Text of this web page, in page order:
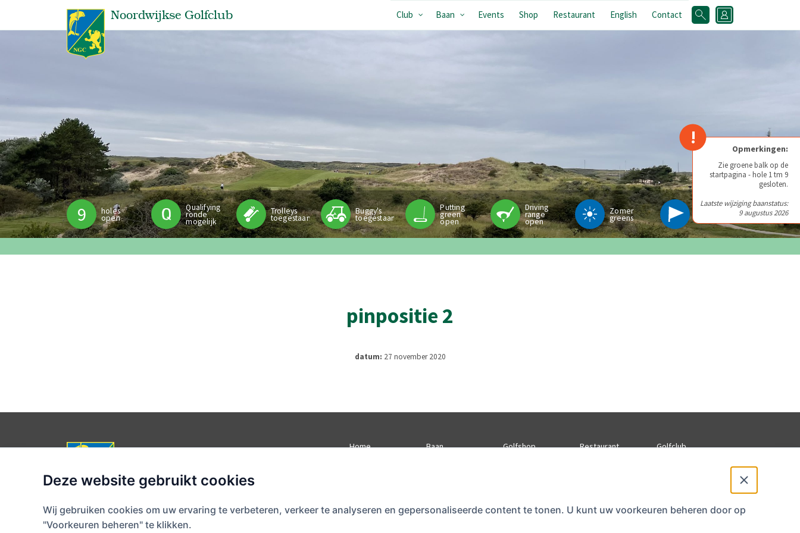
Noordwijkse Golfclub Club Baan Events Shop Restaurant English Contact
!
Opmerkingen:
Zie groene balk op de
startpagina - hole 1 tm 9
gesloten.
Laatste wijziging baanstatus:
9 augustus 2026
9 holes
open
Qualifying
ronde
mogelijk
Trolleys
toegestaan
Buggy's
toegestaan
Putting
green
open
Driving
range
open
Zomer
greens
pinpositie 2
datum: 27 november 2020
Noordwijkse Golfclub
Randweg 25, 2204 AL Noordwijk
Secretariaat: 0252-373761
secretariaat@noordwijksegolfclub.nl
Home Baan Golfshop Restaurant Golfclub
Deze website gebruikt cookies
Wij gebruiken cookies om uw ervaring te verbeteren, verkeer te analyseren en gepersonaliseerde content te tonen. U kunt uw voorkeuren beheren door op
"Voorkeuren beheren" te klikken.